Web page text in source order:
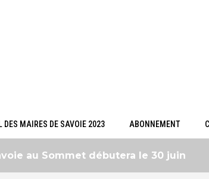
DES MAIRES DE SAVOIE 2023 ABONNEMENT
Sommet débutera le 30 juin 2 mois